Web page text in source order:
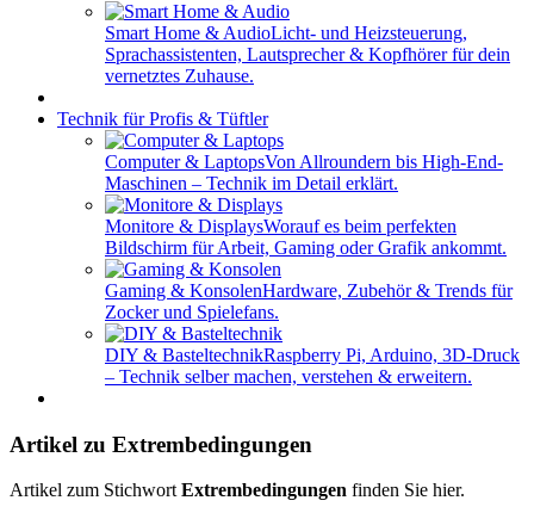
Smart Home & AudioLicht- und Heizsteuerung,
Sprachassistenten, Lautsprecher & Kopfhörer für dein
vernetztes Zuhause.
Technik für Profis & Tüftler
Computer & LaptopsVon Allroundern bis High-End-
Maschinen – Technik im Detail erklärt.
Monitore & DisplaysWorauf es beim perfekten
Bildschirm für Arbeit, Gaming oder Grafik ankommt.
Gaming & KonsolenHardware, Zubehör & Trends für
Zocker und Spielefans.
DIY & BasteltechnikRaspberry Pi, Arduino, 3D-Druck
– Technik selber machen, verstehen & erweitern.
Artikel zu Extrembedingungen
Artikel zum StichwortExtrembedingungen finden Sie hier.